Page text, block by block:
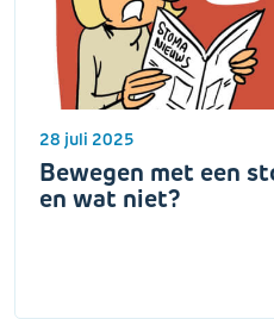
28 juli 2025
Bewegen met een
en wat niet?